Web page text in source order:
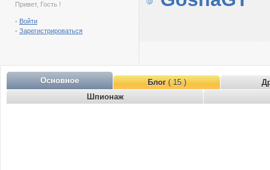
Привет, Гость !
- Войти
- Зарегистрироваться
Основное Блог( 15 )
Шпионаж